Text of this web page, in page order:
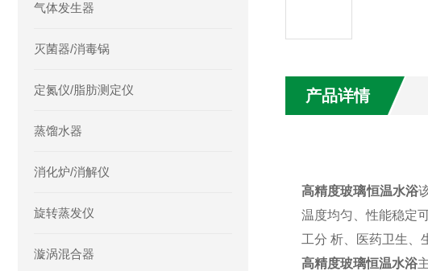
产品详情
高精度玻璃恒温水浴
温度均匀、性能稳定
工分 析、医药卫生、
高精度玻璃恒温水浴
气体发生器
灭菌器/消毒锅
定氮仪/脂肪测定仪
蒸馏水器
消化炉/消解仪
旋转蒸发仪
漩涡混合器